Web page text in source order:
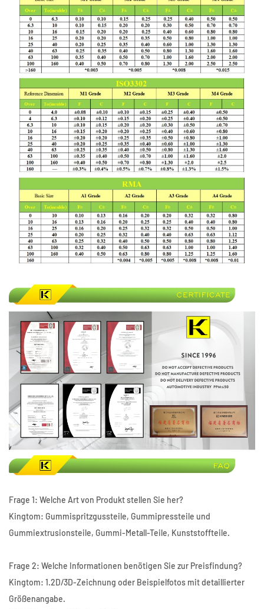
Frage 1: Welche Art von Produkt stellen Sie her?
Kingtom: Gummispritzgussteile, Gummipressteile und
Gummiextrusionsteile, Gummi-Metall-Teile, Kunststoffteile.
Frage 2: Welche Informationen benötigen Sie zur Preisfindung?
Kingtom: 1.2D/3D-Zeichnung oder Beispielfotos mit detaillierter
Größenangabe.